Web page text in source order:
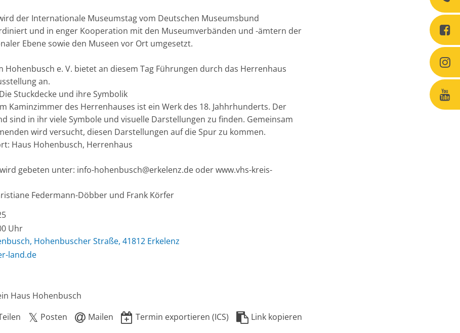
der Internationale Museumstag vom Deutschen Museumsbund
und in enger Kooperation mit den Museumverbänden und -ämtern der
Ebene sowie den Museen vor Ort umgesetzt.
Hohenbusch e. V. bietet an diesem Tag Führungen durch das Herrenhaus
an.
Stuckdecke und ihre Symbolik
Kaminzimmer des Herrenhauses ist ein Werk des 18. Jahhrhunderts. Der
sind in ihr viele Symbole und visuelle Darstellungen zu finden. Gemeinsam
wird versucht, diesen Darstellungen auf die Spur zu kommen.
Haus Hohenbusch, Herrenhaus
gebeten unter: info-hohenbusch@erkelenz.de oder www.vhs-kreis-
Federmann-Döbber und Frank Körfer
Uhr
Hohenbuscher Straße, 41812 Erkelenz
land.de
Haus Hohenbusch
Posten Mailen Termin exportieren (ICS) Link kopieren